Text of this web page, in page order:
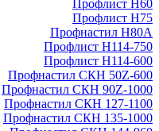
Профлист Н60
Профлист Н75
Профнастил Н80А
Профлист Н114-750
Профлист Н114-600
Профнастил СКН 50Z-600
Профнастил СКН 90Z-1000
Профнастил СКН 127-1100
Профнастил СКН 135-1000